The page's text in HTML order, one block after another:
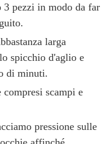
3 pezzi in modo da far
larga
spicchio d'aglio e
di minuti.
scampi e
pressione sulle